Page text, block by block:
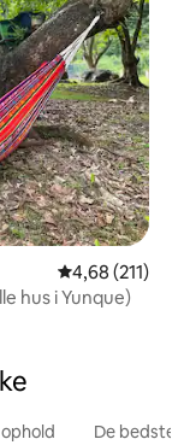
4,68 ud af 5 i
4,68 (211)
hus i Yunque)
De